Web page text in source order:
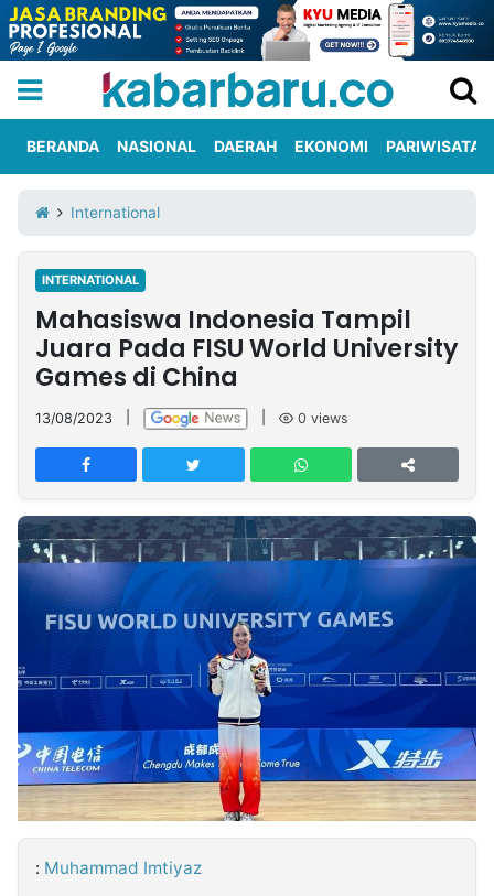
Iklan
Berita
Kami
Nasional
International
Olahraga
Entertainment
Daerah
Pariwisata
Kuliner
Kolom
Network
PT
TREETAN
INDONESIA
Partner
NTB
Time
IDN
Jogja
Rakyat
News
Notice
Dinamikapost.com
Baru
Follow
Kabarbaru
BERANDA NASIONAL DAERAH EKONOMI PARIWISATA
International
INTERNATIONAL
Mahasiswa Indonesia Tampil
Juara Pada FISU World University
Games di China
13/08/2023 0 views
: Muhammad Imtiyaz